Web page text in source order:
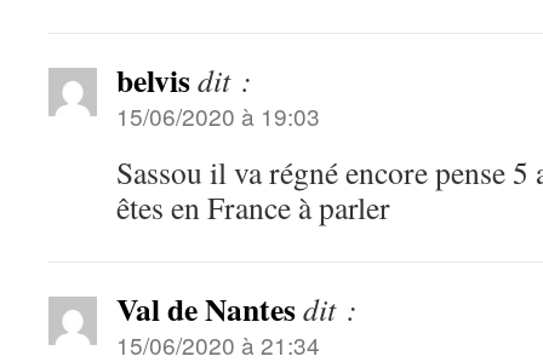
belvisdit :
15/06/2020 à 19:03
Sassou il va régné encore pense
êtes en France à parler
Val de Nantesdit :
15/06/2020 à 21:34